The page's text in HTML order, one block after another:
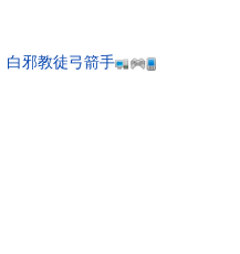
白邪教徒弓箭手